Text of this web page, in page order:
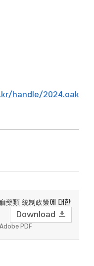
handle/2024.oak/
藥類 統制政策에 대한
PDF
Download